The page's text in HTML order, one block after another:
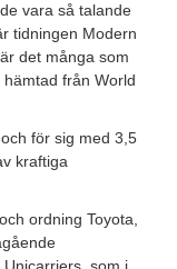
vara så talande
tidningen Modern
det många som
från World
för sig med 3,5
kraftiga
ordning Toyota,